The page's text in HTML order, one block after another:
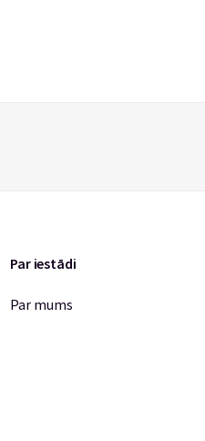
Par iestādi
Par mums